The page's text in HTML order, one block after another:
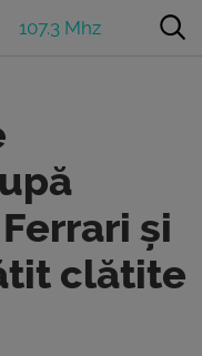
107.3 Mhz
și
clătite